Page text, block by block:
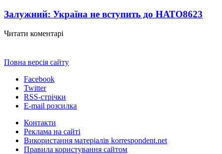
Залужний: Україна не вступить до НАТО8623
Читати коментарі
Повна версія сайту
Facebook
Twitter
RSS-стрічки
E-mail розсилка
Контакти
Реклама на сайті
Використання матеріалів korrespondent.net
Правила користування сайтом